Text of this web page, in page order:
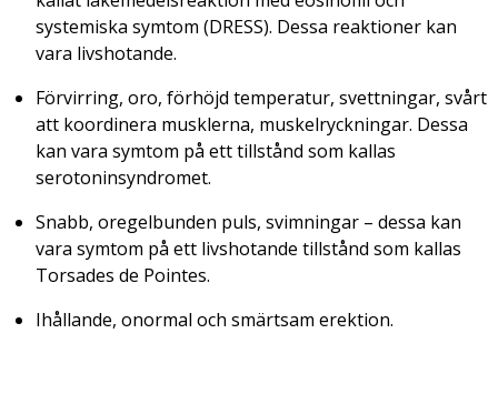
systemiska symtom (DRESS). Dessa reaktioner kan
vara livshotande.
Förvirring, oro, förhöjd temperatur, svettningar, svårt
att koordinera musklerna, muskelryckningar. Dessa
kan vara symtom på ett tillstånd som kallas
serotoninsyndromet.
Snabb, oregelbunden puls, svimningar – dessa kan
vara symtom på ett livshotande tillstånd som kallas
Torsades de Pointes.
Ihållande, onormal och smärtsam erektion.